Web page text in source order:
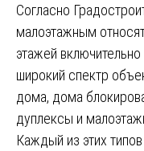
Согласно
малоэтажным
этажей включительно
широкий спектр
дома, дома
дуплексы и
Каждый из этих